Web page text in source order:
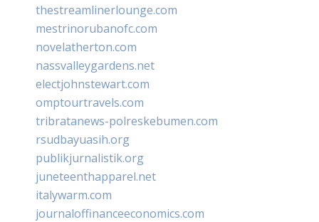
thestreamlinerlounge.com
mestrinorubanofc.com
novelatherton.com
nassvalleygardens.net
electjohnstewart.com
omptourtravels.com
tribratanews-polreskebumen.com
rsudbayuasih.org
publikjurnalistik.org
juneteenthapparel.net
italywarm.com
journaloffinanceeconomics.com